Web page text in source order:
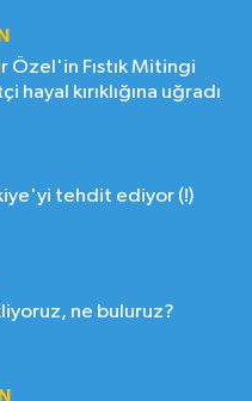
Özel'in Fıstık Mitingi
hayal kırıklığına uğradı
tehdit ediyor (!)
ne buluruz?